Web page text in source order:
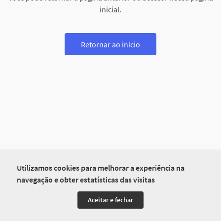
Utilizamos cookies para melhorar a experiência na
navegação e obter estatísticas das visitas
Aceitar e fechar
inicial.
Retornar ao início